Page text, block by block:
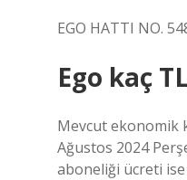
EGO HATTI NO.
Ego kaç
Mevcut ekonomik
Ağustos 2024
aboneliği ücreti ise